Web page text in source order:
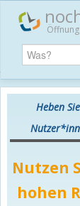
Heben
Nutzen
hohen